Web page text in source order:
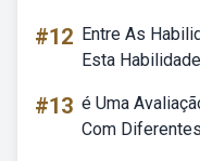
#12 Entre As
Esta
#13 é Uma
Com